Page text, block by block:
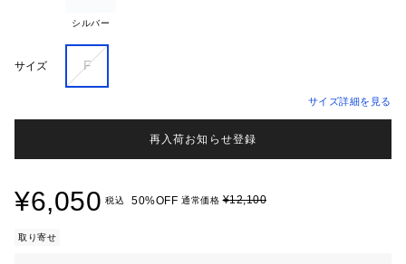
シルバー
サイズ F
サイズ詳細を見る
再入荷お知らせ登録
¥6,050 税込 50%OFF 通常価格¥12,100
取り寄せ